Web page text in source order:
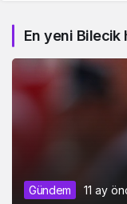
En yeni Bilecik
Gündem 11 ay